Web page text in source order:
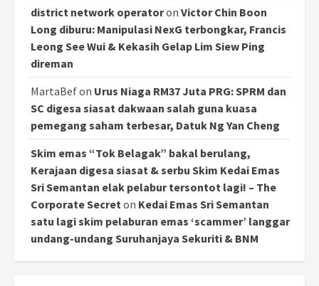
district network operatoron Victor Chin Boon
Long diburu: Manipulasi NexG terbongkar, Francis
Leong See Wui & Kekasih Gelap Lim Siew Ping
direman
MartaBefon Urus Niaga RM37 Juta PRG: SPRM dan
SC digesa siasat dakwaan salah guna kuasa
pemegang saham terbesar, Datuk Ng Yan Cheng
Skim emas “Tok Belagak” bakal berulang,
Kerajaan digesa siasat & serbu Skim Kedai Emas
Sri Semantan elak pelabur tersontot lagi! – The
Corporate Secreton Kedai Emas Sri Semantan
satu lagi skim pelaburan emas ‘scammer’ langgar
undang-undang Suruhanjaya Sekuriti & BNM